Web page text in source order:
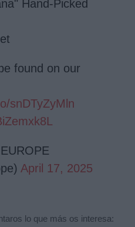
Hand-Picked
found on our
snDTyZyMln
April 17, 2025
lo que más os interesa: